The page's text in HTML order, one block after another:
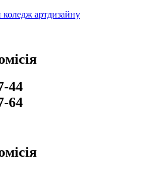
артдизайну
44
64